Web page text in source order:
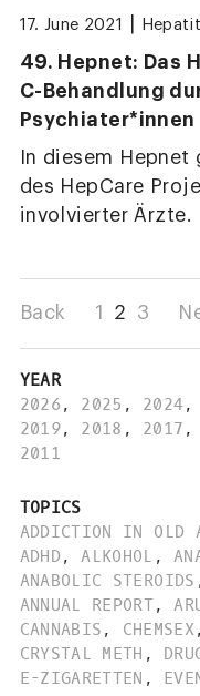
17. June 2021
49. Hepnet: Das
C-Behandlung
Psychiater*innen
In diesem
des HepCare
involvierter Ärzte.
Back 1 2 3
YEAR
2026 , 2025 , 2024,
2019, 2018 , 2017 ,
2011
TOPICS
ADDICTION IN OLD
ADHD , ALKOHOL ,
ANABOLIC STEROIDS
ANNUAL REPORT,
CANNABIS , CHEMSEX ,
CRYSTAL METH ,
E-ZIGARETTEN ,